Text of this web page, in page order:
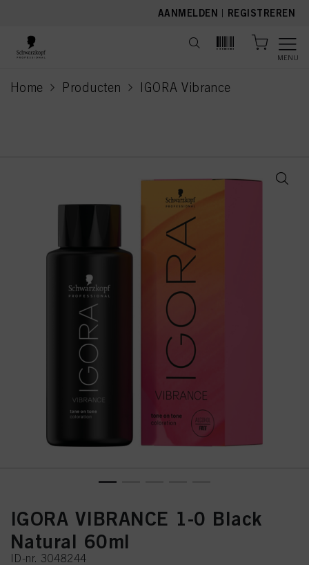
AANMELDEN | REGISTREREN
MENU
Home Producten IGORA Vibrance
current page
IGORA VIBRANCE 1-0 Black
Natural 60ml
ID-nr. 3048244